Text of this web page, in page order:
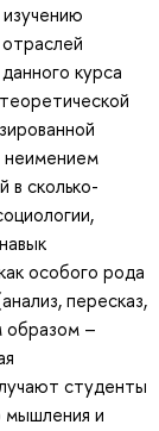
курса
неимением
в сколько-
особого рода
пересказ,
образом –
студенты
мышления и